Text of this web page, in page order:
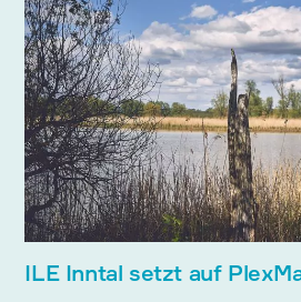
ILE Inntal setzt auf